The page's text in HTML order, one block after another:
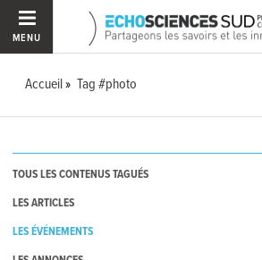
MENU
Accueil Tag #photo
TOUS LES CONTENUS TAGUÉS
LES ARTICLES
LES ÉVÉNEMENTS